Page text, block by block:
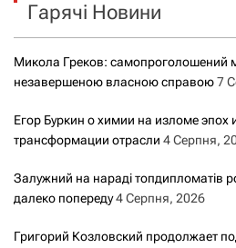
Гарячі Новини
Микола Греков: самопроголошений
незавершеною власною справою7
Егор Буркин о химии на изломе эпох
трансформации отрасли 4 Серпня,
Залужний на нараді топдипломатів
далеко попереду4 Серпня, 2026
Григорий Козловский продолжает